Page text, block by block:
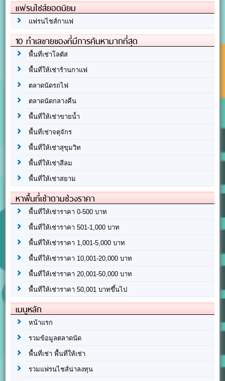
แฟรนไชส์ยอดนิยม
แฟรนไชส์กาแฟ
10 ทำเลขายของที่มีการค้นหามากที่สุด
พื้นที่เช่าโลตัส
พื้นที่ให้เช่าร้านกาแฟ
ตลาดนัดรถไฟ
ตลาดนัดกลางคืน
พื้นที่ให้เช่าขายน้ำ
พื้นที่เช่าจตุจักร
พื้นที่ให้เช่าสุขุมวิท
พื้นที่ให้เช่าสีลม
พื้นที่ให้เช่าสยาม
หาพื้นที่เช่าตามช่วงราคา
พื้นที่ให้เช่าราคา 0-500 บาท
พื้นที่ให้เช่าราคา 501-1,000 บาท
พื้นที่ให้เช่าราคา 1,001-5,000 บาท
พื้นที่ให้เช่าราคา 10,001-20,000 บาท
พื้นที่ให้เช่าราคา 20,001-50,000 บาท
พื้นที่ให้เช่าราคา 50,001 บาทขึ้นไป
เมนูหลัก
หน้าแรก
รวมข้อมูลตลาดนัด
พื้นที่เช่า พื้นที่ให้เช่า
รวมแฟรนไชส์น่าลงทุน